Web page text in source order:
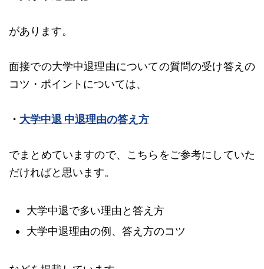
があります。
面接での大学中退理由についての質問の受け答えの
コツ・ポイントについては、
・ 大学中退 中退理由の答え方
でまとめていますので、こちらをご参考にしていた
だければと思います。
大学中退で多い理由と答え方
大学中退理由の例、答え方のコツ